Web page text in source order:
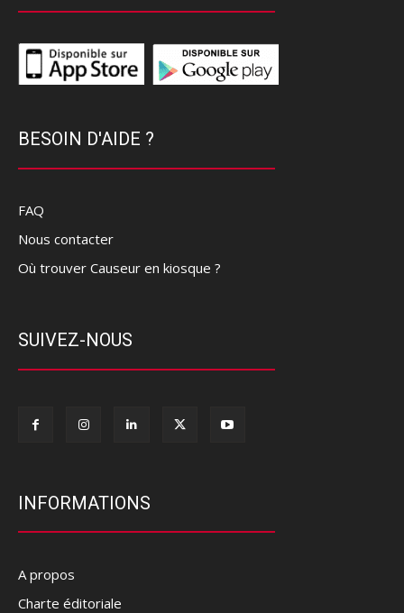
BESOIN D'AIDE ?
FAQ
Nous contacter
Où trouver Causeur en kiosque ?
SUIVEZ-NOUS
INFORMATIONS
A propos
Charte éditoriale